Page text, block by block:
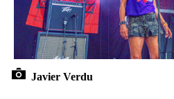
Javier Verdu